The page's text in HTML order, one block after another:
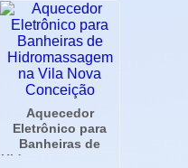
Aquecedor
Eletrônico para
Banheiras de
Hidromassagem na